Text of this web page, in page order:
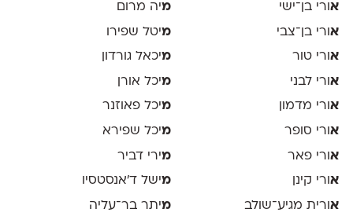
אורי בן־ישי
אורי בן־צבי
אורי טור
אורי לבני
אורי מדמון
אורי סופר
אורי פאר
אורי קינן
אורית מגיע־שולב
מיה מרום
מיטל שפירו
מיכאל גורדון
מיכל אורן
מיכל פאוזנר
מיכל שפירא
מירי דביר
מישל ד׳אנסטסיו
מיתר בר־עליה